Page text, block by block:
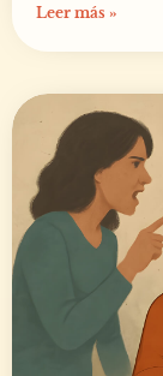
Leer más »